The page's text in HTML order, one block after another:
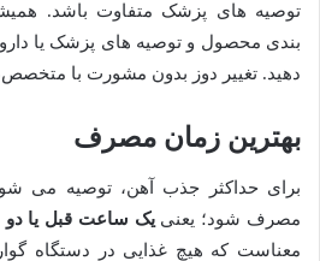
توصیه های پزشک متفاوت باشد.
بندی محصول و توصیه های پزشک یا
دهید. تغییر دوز بدون مشورت با
بهترین زمان مصرف
برای حداکثر جذب آهن، توصیه می
مصرف شود؛ یعنییک ساعت قبل یا دو
معناست که هیچ غذایی در دستگاه